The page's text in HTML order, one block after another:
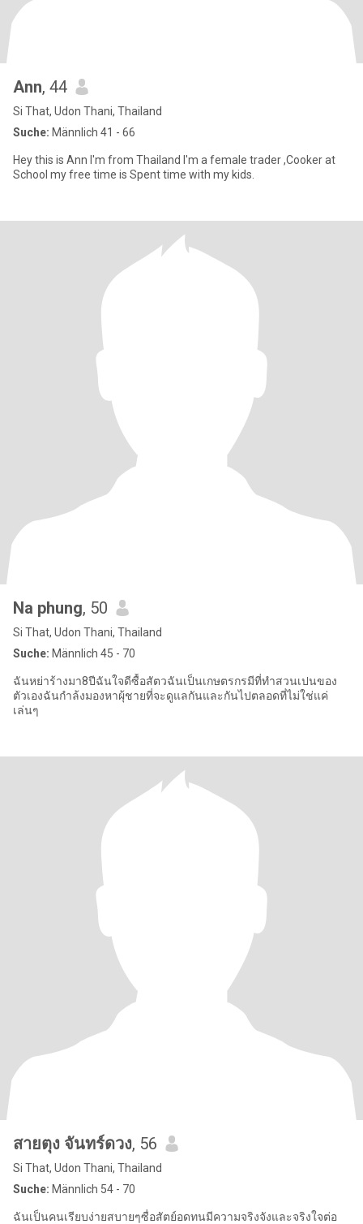
Ann, 44
Si That, Udon Thani, Thailand
Suche: Männlich 41 - 66
Hey this is Ann I'm from Thailand I'm a female trader ,Cooker at
School my free time is Spent time with my kids.
Na phung, 50
Si That, Udon Thani, Thailand
Suche: Männlich 45 - 70
ฉันหย่าร้างมา8ปีฉันใจดีซื้อสัตวฉันเป็นเกษตรกรมีที่ทำสวนเปนของ
ตัวเองฉันกำล้งมองหาผุ้ชายที่จะดูแลกันและกันไปตลอดที่ไม่ใช่แค่
เล่นๆ
สายตุง จันทร์ดวง, 56
Si That, Udon Thani, Thailand
Suche: Männlich 54 - 70
ฉันเป็นคนเรียบง่ายสบายๆซื่อสัตย์อดทนมีความจริงจังและจริงใจต่อ